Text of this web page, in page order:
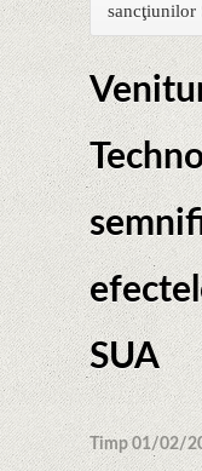
sancţiunilor
SUA
Timp 01/02/